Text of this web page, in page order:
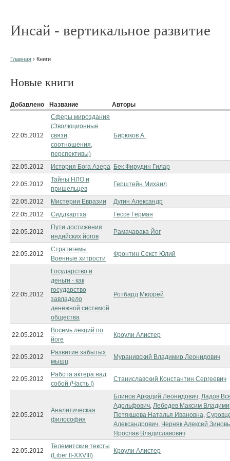
Инсай - вертикальное развитие
Главная › Книги
Новые книги
Добавлено Название Авторы
22.05.2012
Сферы мироздания
(Эволюционные
связи,
соотношения,
перспективы)
Бирюков А.
22.05.2012 История Бога Азера Бек Фирудин Гилар
22.05.2012
Тайны НЛО и
пришельцев
Герштейн Михаил
22.05.2012 Мистерии Евразии
Дугин Александр
22.05.2012
Сиддхартха Гессе Герман
22.05.2012
Пути достижения
индийских йогов
Рамачарака Йог
22.05.2012
Стратегемы.
Военные хитрости
Фронтин Секст Юлий
22.05.2012
Государство и
деньги - как
государство
завладело
денежной системой
общества
Ротбард Мюррей
22.05.2012
Восемь лекций по
йоге
Кроули Алистер
22.05.2012
Развитие забытых
мышц
Муранивский Владимир Леонидович
22.05.2012
Работа актера над
собой (Часть I)
Станиславский Константин Сергеевич
22.05.2012
Аналитическая
философия
Блинов Аркадий Леонидович Ладов
Адольфович Лебедев Максим
Петякшева Наталья Ивановна
Александрович Черняк Алексей
Ярослав Владиславович
22.05.2012
Телемитские тексты
(Liber II-XXVIII)
Кроули Алистер